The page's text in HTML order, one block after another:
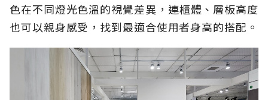
色在不同燈光色溫的視覺差異，連櫃體、層板高度
也可以親身感受，找到最適合使用者身高的搭配。